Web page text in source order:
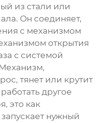
из стали или
Он соединяет,
с механизмом
открытия
с системой
тянет или крутит
другое
это как
нужный